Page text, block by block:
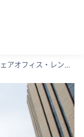
池袋エリアのシェアオフィス・レンタルオフィス